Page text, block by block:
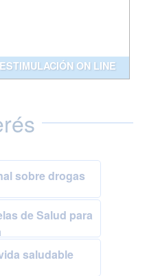
ON LINE
sobre drogas
de Salud para
saludable